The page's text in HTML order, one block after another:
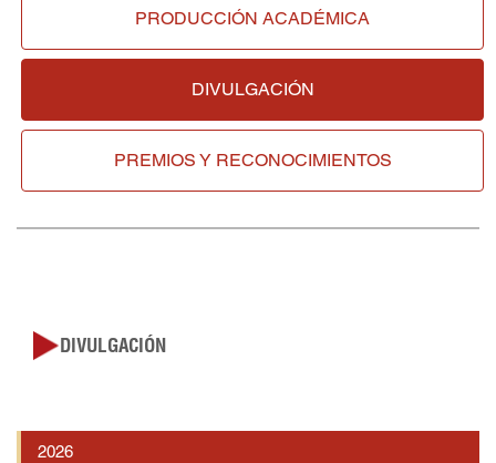
PRODUCCIÓN ACADÉMICA
DIVULGACIÓN
PREMIOS Y RECONOCIMIENTOS
DIVULGACIÓN
2026